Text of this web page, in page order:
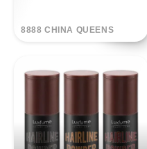
8888 CHINA QUEENS